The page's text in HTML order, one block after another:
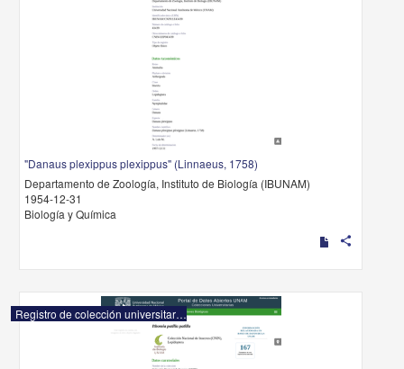
"Danaus plexippus plexippus" (Linnaeus, 1758)
Departamento de Zoología, Instituto de Biología (IBUNAM)
1954-12-31
Biología y Química
share
Registro de colección universitaria